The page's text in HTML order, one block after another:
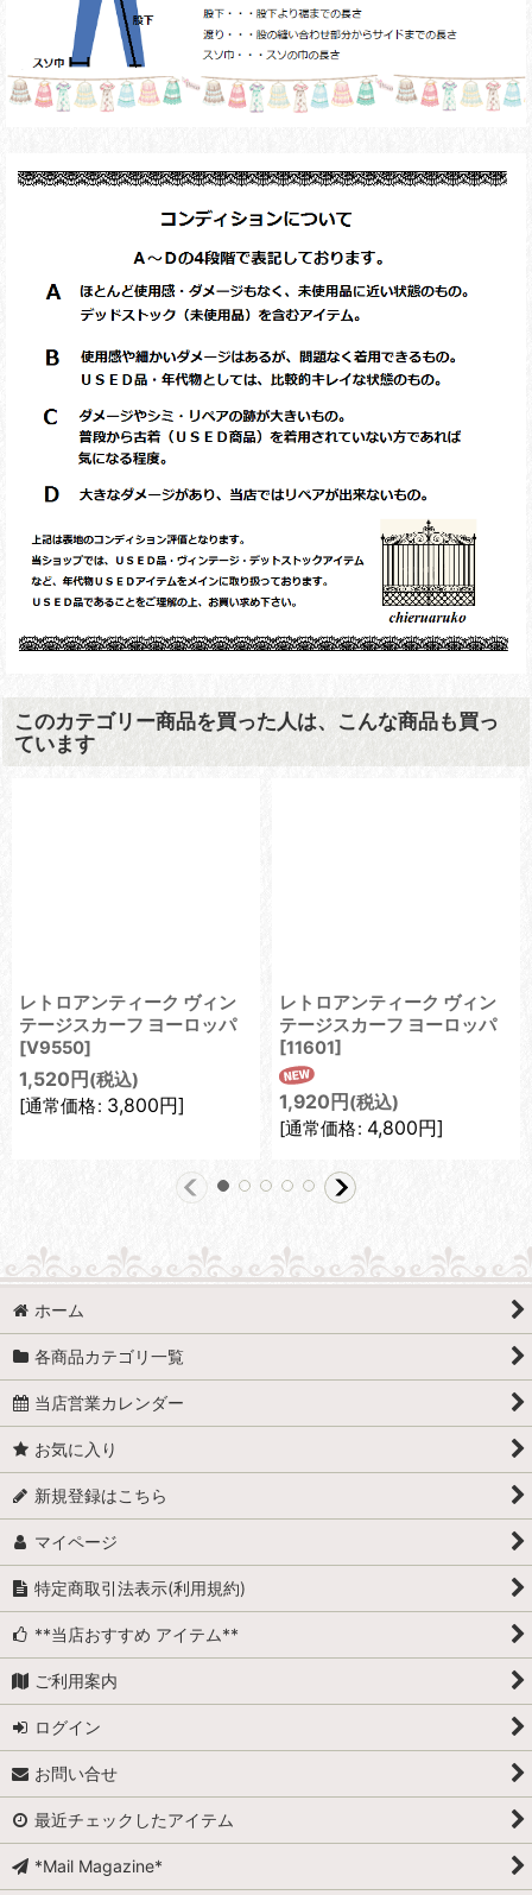
このカテゴリー商品を買った人は、こんな商品も買っ
ています
レトロアンティーク ヴィン
テージスカーフ ヨーロッパ
[V9550]
1,520 円 (税込)
[通常価格: 3,800円]
レトロアンティーク ヴィン
テージスカーフ ヨーロッパ
[11601]
1,920 円 (税込)
[通常価格: 4,800円]
ホーム
各商品カテゴリ一覧
当店営業カレンダー
お気に入り
新規登録はこちら
マイページ
特定商取引法表示(利用規約)
**当店おすすめ アイテム**
ご利用案内
ログイン
お問い合せ
最近チェックしたアイテム
*Mail Magazine*